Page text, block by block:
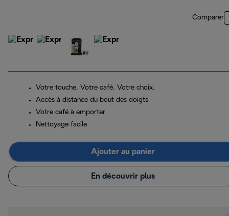
Comparer
Votre touche. Votre café. Votre choix.
Accès à distance du bout des doigts
Votre café à emporter
Nettoyage facile
Ajouter au panier
En découvrir plus